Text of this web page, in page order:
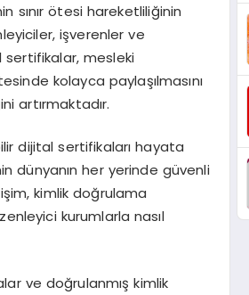
sınırötesi hareketliliğinin
işverenler ve
sertifikalar, mesleki
kolayca paylaşılmasını
ini artırmaktadır.
dijital sertifikalarıhayata
dünyanın her yerinde güvenli
şim, kimlik doğrulama
zenleyici kurumlarla nasıl
ve doğrulanmışkimlik